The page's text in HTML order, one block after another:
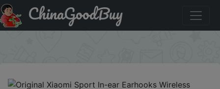
Придбати по знижці bd9930 Original Xiaomi Sport In-ear
Earhooks Wireless Bluetooth Headset Earphone With Mic
ChinaGoodBuy